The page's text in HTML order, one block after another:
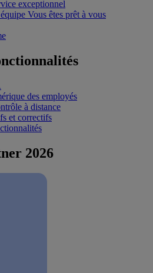
exceptionnel
Vous êtes prêt à vous
des employés
à distance
et correctifs
2026